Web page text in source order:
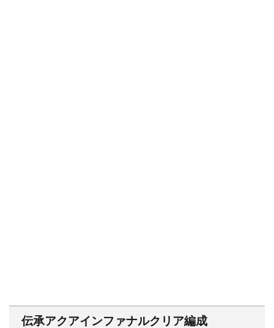
伝承アクアインファナルクリア編成